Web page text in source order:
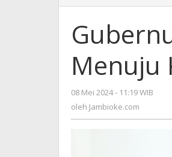
Menuju
08 Mei 2024 - 11:19 WIB
oleh Jambioke.com